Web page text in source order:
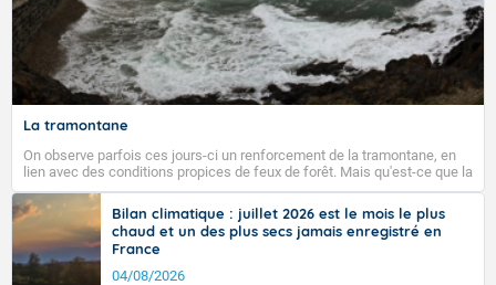
La tramontane
On observe parfois ces jours-ci un renforcement de la tramontane, en
lien avec des conditions propices de feux de forêt. Mais qu'est-ce que la
tramontane ? Quelles sont ses caractéristiques ? La tramontane est un
vent turbulent soufflant de secteur nord-ouest à nord, ou ouest à nord-
ouest, dans un secteur qui part du Roussillon à la vallée de l’Aude et à
l’ouest de l’Hérault. L’étymologie de ce vent vient du latin trasmontanus,
signifiant au-delà des monts, en allusion aux régions montagneuses
d’où provient ce vent.
Bilan climatique : juillet 2026 est le mois le plus
chaud et un des plus secs jamais enregistré en
France
04/08/2026